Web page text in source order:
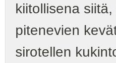
kiitollisena
pitenevien
sirotellen